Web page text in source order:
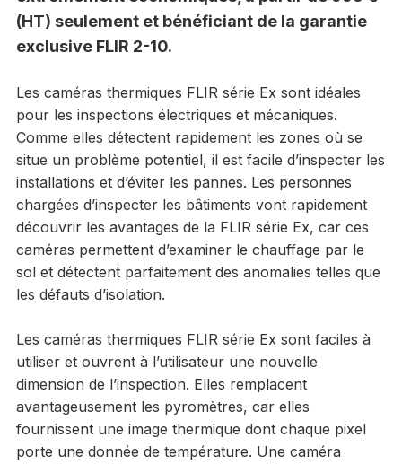
(HT) seulement et bénéficiant de la garantie
exclusive FLIR 2-10.
Les caméras thermiques FLIR série Ex sont idéales
pour les inspections électriques et mécaniques.
Comme elles détectent rapidement les zones où se
situe un problème potentiel, il est facile d’inspecter les
installations et d’éviter les pannes. Les personnes
chargées d’inspecter les bâtiments vont rapidement
découvrir les avantages de la FLIR série Ex, car ces
caméras permettent d’examiner le chauffage par le
sol et détectent parfaitement des anomalies telles que
les défauts d’isolation.
Les caméras thermiques FLIR série Ex sont faciles à
utiliser et ouvrent à l’utilisateur une nouvelle
dimension de l’inspection. Elles remplacent
avantageusement les pyromètres, car elles
fournissent une image thermique dont chaque pixel
porte une donnée de température. Une caméra